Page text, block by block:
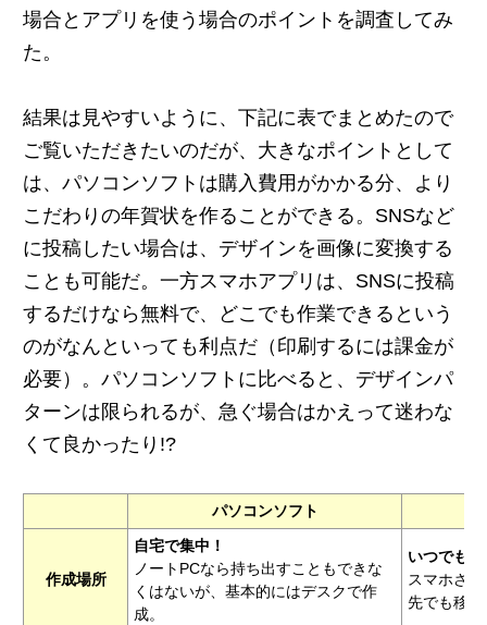
場合とアプリを使う場合のポイントを調査してみ
た。
結果は見やすいように、下記に表でまとめたので
ご覧いただきたいのだが、大きなポイントとして
は、パソコンソフトは購入費用がかかる分、より
こだわりの年賀状を作ることができる。SNSなど
に投稿したい場合は、デザインを画像に変換する
ことも可能だ。一方スマホアプリは、SNSに投稿
するだけなら無料で、どこでも作業できるという
のがなんといっても利点だ（印刷するには課金が
必要）。パソコンソフトに比べると、デザインパ
ターンは限られるが、急ぐ場合はかえって迷わな
くて良かったり!?
パソコンソフト
作成場所
自宅で集中！
ノートPCなら持ち出すこともできな
くはないが、基本的にはデスクで作
成。
いつでも
スマホさ
先でも移